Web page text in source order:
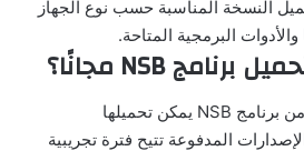
النسخة المناسبة حسب نوع الجهاز
البرمجية المتاحة.
ج: نعم، تتوفر نسخ مجانية من برنامج NSB يمكن تحميلها
المدفوعة تتيح فترة تجريبية